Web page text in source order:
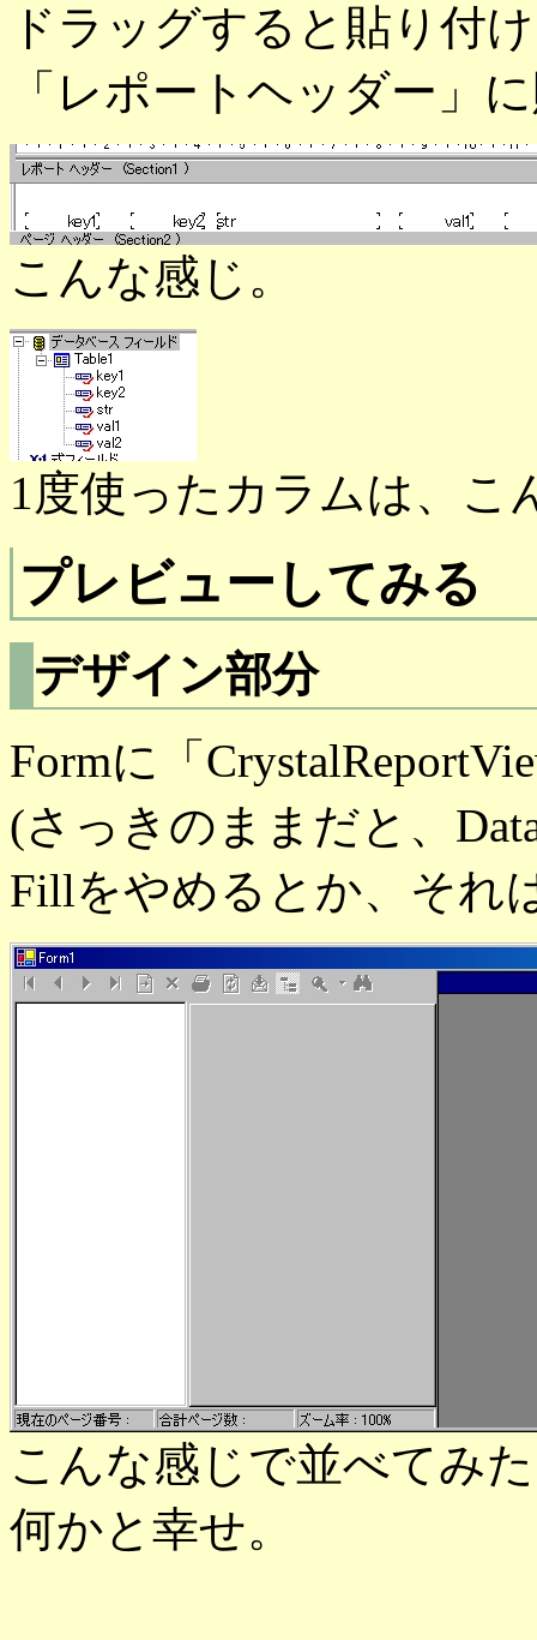
ドラッグすると貼り付
「レポートヘッダー」
こんな感じ。
1度使ったカラムは、こ
プレビューしてみる
デザイン部分
Formに「
(さっきのままだと、
Fillをやめるとか、それ
こんな感じで並べてみ
何かと幸せ。